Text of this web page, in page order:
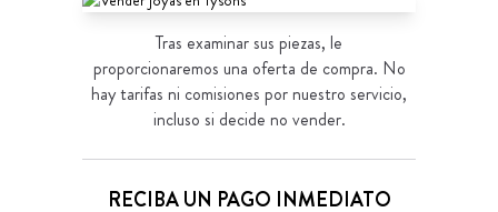
Tras examinar sus piezas, le
proporcionaremos una oferta de compra. No
hay tarifas ni comisiones por nuestro servicio,
incluso si decide no vender.
RECIBA UN PAGO INMEDIATO